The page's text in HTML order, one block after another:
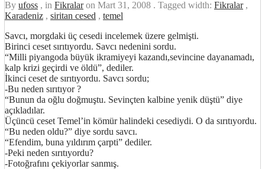
By ufoss , in Fikralaron Mart 31, 2008 . Tagged width: Fikralar,
Karadeniz , siritan cesed , temel
Savcı, morgdaki üç cesedi incelemek üzere gelmişti.
Birinci ceset sırıtıyordu. Savcı nedenini sordu.
“Milli piyangoda büyük ikramiyeyi kazandı,sevincine dayanamadı,
kalp krizi geçirdi ve öldü”, dediler.
İkinci ceset de sırıtıyordu. Savcı sordu;
-Bu neden sırıtıyor ?
“Bunun da oğlu doğmuştu. Sevinçten kalbine yenik düştü” diye
açıkladılar.
Üçüncü ceset Temel’in kömür halindeki cesediydi. O da sırıtıyordu.
“Bu neden oldu?” diye sordu savcı.
“Efendim, buna yıldırım çarpti” dediler.
-Peki neden sırıtıyordu?
-Fotoğrafını çekiyorlar sanmış.